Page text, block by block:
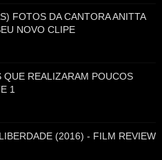
FOTOS DA CANTORA ANITTA
NOVO CLIPE
QUE REALIZARAM POUCOS
1
(2016) - FILM REVIEW